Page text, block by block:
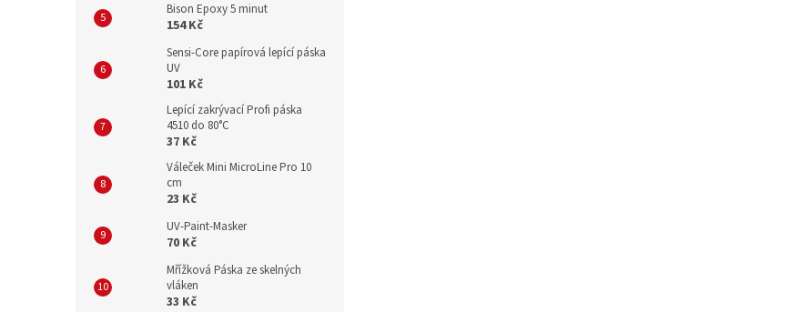
Bison Epoxy 5 minut
154 Kč
Sensi-Core papírová lepící páska
UV
101 Kč
Lepící zakrývací Profi páska
4510 do 80°C
37 Kč
Váleček Mini MicroLine Pro 10
cm
23 Kč
UV-Paint-Masker
70 Kč
Mřížková Páska ze skelných
vláken
33 Kč